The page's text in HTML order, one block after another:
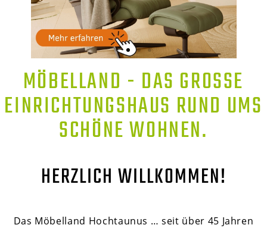
MÖBELLAND - DAS GROSSE E
INRICHTUNGSHAUS RUND UMS S
CHÖNE WOHNEN.
HERZLICH WILLKOMMEN!
Das Möbelland Hochtaunus … seit über 45 Jahren